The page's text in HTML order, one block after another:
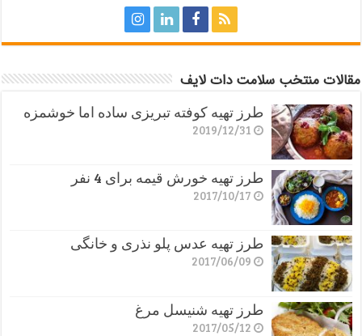
مقالات منتخب سلامت دات لایف
طرز تهیه کوفته تبریزی ساده اما خوشمزه
2019/12/31
طرز تهیه خورش قیمه برای 4 نفر
2017/10/17
طرز تهیه عدس پلو نذری و خانگی
2017/06/09
طرز تهیه شنیسل مرغ
2017/05/12